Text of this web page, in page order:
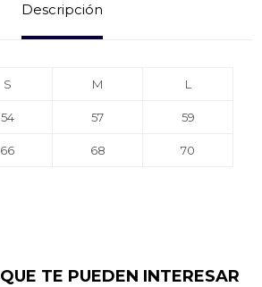
Descripción
S M L
54 57 59
66 68 70
TE PUEDEN INTERESAR